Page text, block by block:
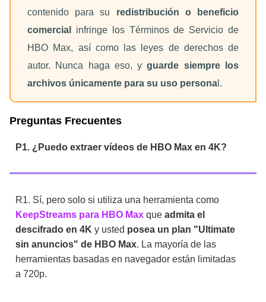
contenido para su redistribución o beneficio
comercial
infringe los Términos de Servicio de
HBO Max, así como las leyes de derechos de
autor. Nunca haga eso, yguarde siempre los
archivos únicamente para su uso persona l.
Preguntas Frecuentes
P1. ¿Puedo extraer vídeos de HBO Max en 4K?
R1. Sí, pero solo si utiliza una herramienta como
KeepStreams para HBO Max que admita el
descifrado en 4K y usted posea un plan "Ultimate
sin anuncios" de HBO Max. La mayoría de las
herramientas basadas en navegador están limitadas
a 720p.